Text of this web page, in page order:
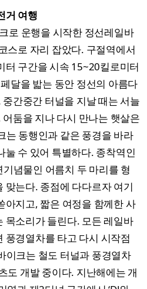
거 여행
로 운행을 시작한 정선레일바
스로 자리 잡았다. 구절역에서
터 구간을 시속 15~20킬로미터
달을 밟는 동안 정선의 아름다
간중간 터널을 지날 때는 서늘
둠을 지나 다시 만나는 햇살은
는 동행인과 같은 풍경을 바라
눌 수 있어 특별하다. 종착역인
념물인 어름치 두 마리를 형
맞는다. 종점에 다다르자 여기
아지고, 짧은 여정을 함께한 사
목소리가 들린다. 모든 레일바
풍경열차를 타고 다시 시작점
이크는 철도 터널과 풍경열차
도 개발 중이다. 지난해에는 개